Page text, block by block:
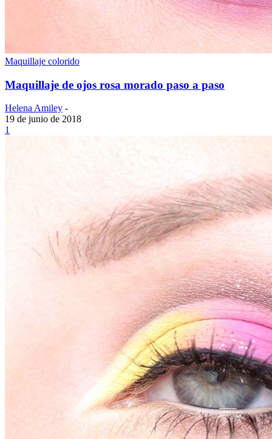
Maquillaje colorido
Maquillaje de ojos rosa morado paso a paso
Helena Amiley -
19 de junio de 2018
1